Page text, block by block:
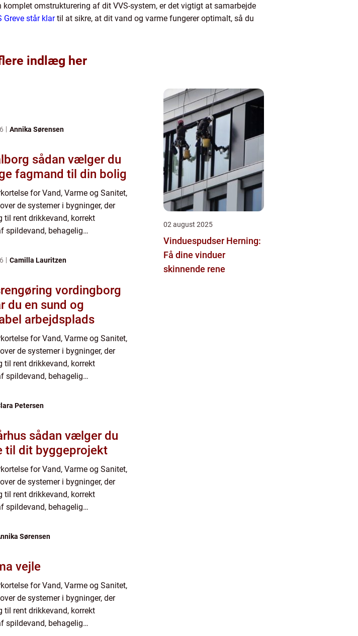
omstrukturering af dit VVS-system, er det vigtigt at samarbejde
Greve står klartil at sikre, at dit vand og varme fungerer optimalt, så du
indlæg her
Annika Sørensen
vælger du
fagmand til din bolig
for Vand, Varme og Sanitet,
de systemer i bygninger, der
til rent drikkevand, korrekt
spildevand, behagelig
Camilla Lauritzen
vordingborg
du en sund og
arbejdsplads
for Vand, Varme og Sanitet,
de systemer i bygninger, der
til rent drikkevand, korrekt
spildevand, behagelig
Petersen
vælger du
til dit byggeprojekt
for Vand, Varme og Sanitet,
de systemer i bygninger, der
til rent drikkevand, korrekt
spildevand, behagelig
Sørensen
vejle
for Vand, Varme og Sanitet,
de systemer i bygninger, der
til rent drikkevand, korrekt
spildevand, behagelig
02 august 2025
Vinduespudser Herning:
Få dine vinduer
skinnende rene